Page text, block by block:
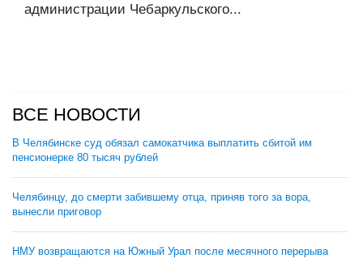
администрации Чебаркульского...
ВСЕ НОВОСТИ
В Челябинске суд обязал самокатчика выплатить сбитой им
пенсионерке 80 тысяч рублей
Челябинцу, до смерти забившему отца, приняв того за вора,
вынесли приговор
НМУ возвращаются на Южный Урал после месячного перерыва